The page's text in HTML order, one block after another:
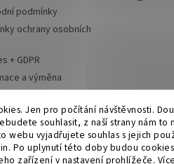
Jen pro počítání návštěvnosti.
souhlasit, z naší strany nám to
vyjadřujete souhlas s jejich
Po uplynutí této doby budou
zařízení v nastavení prohlížeče.
podmínky
ochrany osobních
+ GDPR
a výměna